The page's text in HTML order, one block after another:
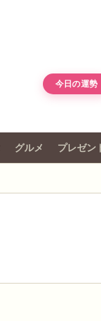
今日の運勢
グルメ プレゼン